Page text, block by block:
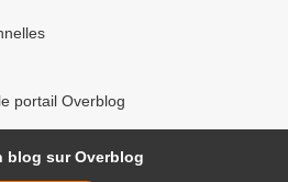
portail Overblog
blog sur Overblog